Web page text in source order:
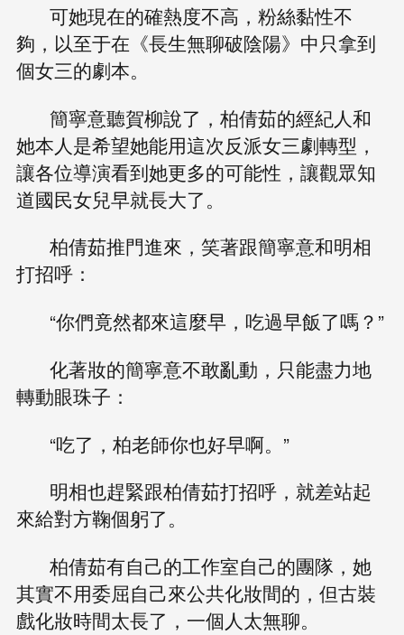
可她現在的確熱度不高，粉絲黏性不
夠，以至于在《長生無聊破陰陽》中只拿到
個女三的劇本。
簡寧意聽賀柳說了，柏倩茹的經紀人和
她本人是希望她能用這次反派女三劇轉型，
讓各位導演看到她更多的可能性，讓觀眾知
道國民女兒早就長大了。
柏倩茹推門進來，笑著跟簡寧意和明相
打招呼：
“你們竟然都來這麼早，吃過早飯了嗎？”
化著妝的簡寧意不敢亂動，只能盡力地
轉動眼珠子：
“吃了，柏老師你也好早啊。”
明相也趕緊跟柏倩茹打招呼，就差站起
來給對方鞠個躬了。
柏倩茹有自己的工作室自己的團隊，她
其實不用委屈自己來公共化妝間的，但古裝
戲化妝時間太長了，一個人太無聊。